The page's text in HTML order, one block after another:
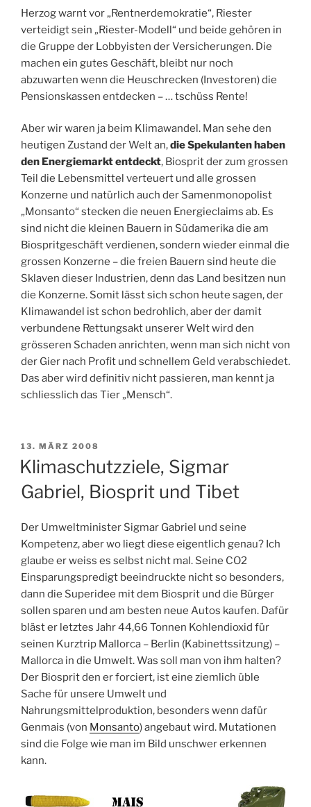
Herzog warnt vor „Rentnerdemokratie“, Riester
verteidigt sein „Riester-Modell“ und beide gehören in
die Gruppe der Lobbyisten der Versicherungen. Die
machen ein gutes Geschäft, bleibt nur noch
abzuwarten wenn die Heuschrecken (Investoren) die
Pensionskassen entdecken – … tschüss Rente!
Aber wir waren ja beim Klimawandel. Man sehe den
heutigen Zustand der Welt an,die Spekulanten haben
den Energiemarkt entdeckt, Biosprit der zum grossen
Teil die Lebensmittel verteuert und alle grossen
Konzerne und natürlich auch der Samenmonopolist
„Monsanto“ stecken die neuen Energieclaims ab. Es
sind nicht die kleinen Bauern in Südamerika die am
Biospritgeschäft verdienen, sondern wieder einmal die
grossen Konzerne – die freien Bauern sind heute die
Sklaven dieser Industrien, denn das Land besitzen nun
die Konzerne. Somit lässt sich schon heute sagen, der
Klimawandel ist schon bedrohlich, aber der damit
verbundene Rettungsakt unserer Welt wird den
grösseren Schaden anrichten, wenn man sich nicht von
der Gier nach Profit und schnellem Geld verabschiedet.
Das aber wird definitiv nicht passieren, man kennt ja
schliesslich das Tier „Mensch“.
VERÖFFENTLICHT
AM
13. MÄRZ 2008
Klimaschutzziele, Sigmar
Gabriel, Biosprit und Tibet
Der Umweltminister Sigmar Gabriel und seine
Kompetenz, aber wo liegt diese eigentlich genau? Ich
glaube er weiss es selbst nicht mal. Seine CO2
Einsparungspredigt beeindruckte nicht so besonders,
dann die Superidee mit dem Biosprit und die Bürger
sollen sparen und am besten neue Autos kaufen. Dafür
bläst er letztes Jahr 44,66 Tonnen Kohlendioxid für
seinen Kurztrip Mallorca – Berlin (Kabinettssitzung) –
Mallorca in die Umwelt. Was soll man von ihm halten?
Der Biosprit den er forciert, ist eine ziemlich üble
Sache für unsere Umwelt und
Nahrungsmittelproduktion, besonders wenn dafür
Genmais (von Monsanto) angebaut wird. Mutationen
sind die Folge wie man im Bild unschwer erkennen
kann.